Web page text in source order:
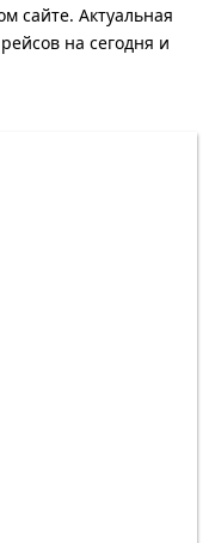
сайте. Актуальная
на сегодня и